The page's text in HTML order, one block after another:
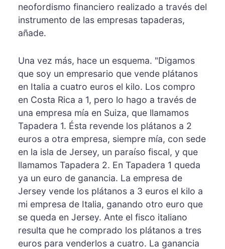
neofordismo financiero realizado a través del
instrumento de las empresas tapaderas,
añade.
Una vez más, hace un esquema. "Digamos
que soy un empresario que vende plátanos
en Italia a cuatro euros el kilo. Los compro
en Costa Rica a 1, pero lo hago a través de
una empresa mía en Suiza, que llamamos
Tapadera 1. Ésta revende los plátanos a 2
euros a otra empresa, siempre mía, con sede
en la isla de Jersey, un paraíso fiscal, y que
llamamos Tapadera 2. En Tapadera 1 queda
ya un euro de ganancia. La empresa de
Jersey vende los plátanos a 3 euros el kilo a
mi empresa de Italia, ganando otro euro que
se queda en Jersey. Ante el fisco italiano
resulta que he comprado los plátanos a tres
euros para venderlos a cuatro. La ganancia